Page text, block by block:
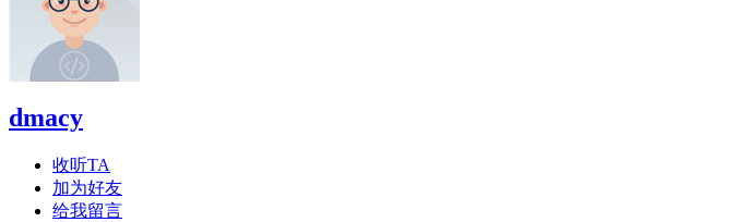
dmacy
收听TA
加为好友
给我留言